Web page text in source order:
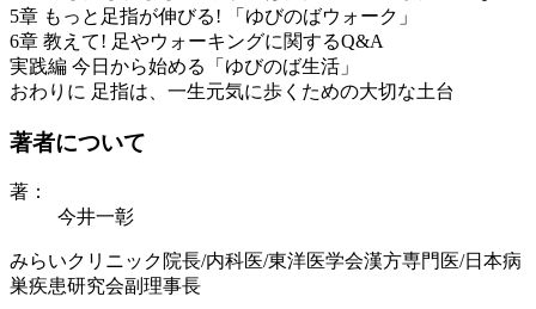
5章 もっと足指が伸びる! 「ゆびのばウォーク」
6章 教えて! 足やウォーキングに関するQ&A
実践編 今日から始める「ゆびのば生活」
おわりに 足指は、一生元気に歩くための大切な土台
著者について
著：
今井一彰
みらいクリニック院長/内科医/東洋医学会漢方専門医/日本病
巣疾患研究会副理事長